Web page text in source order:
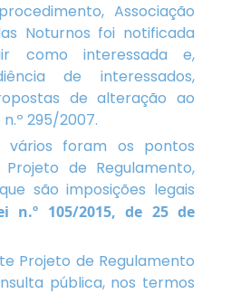
Associação
Noturnos foi notificada
como interessada e,
de interessados,
de alteração ao
295/2007.
vários foram os pontos
de Regulamento,
são imposições legais
n.º 105/2015, de 25 de
Projeto de Regulamento
pública, nos termos